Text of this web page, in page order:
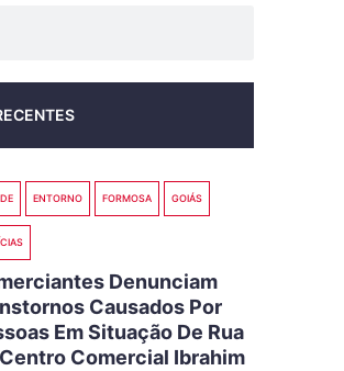
ENTORNO FORMOSA GOIÁS
Denunciam
Causados Por
Em Situação De Rua
Comercial Ibrahim